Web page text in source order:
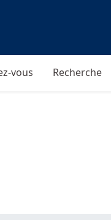
vous Recherche